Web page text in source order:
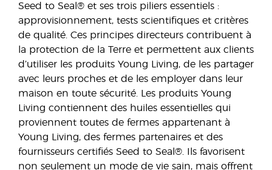
Seed to Seal® et ses trois piliers essentiels :
approvisionnement, tests scientifiques et critères
de qualité. Ces principes directeurs contribuent à
la protection de la Terre et permettent aux clients
d’utiliser les produits Young Living, de les partager
avec leurs proches et de les employer dans leur
maison en toute sécurité. Les produits Young
Living contiennent des huiles essentielles qui
proviennent toutes de fermes appartenant à
Young Living, des fermes partenaires et des
fournisseurs certifiés Seed to Seal®. Ils favorisent
non seulement un mode de vie sain, mais offrent